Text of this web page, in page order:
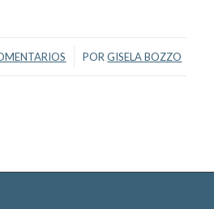
/ PORGISELA BOZZO